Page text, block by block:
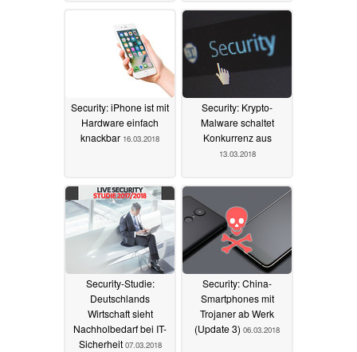
Security: iPhone ist mit
Hardware einfach
knackbar 16.03.2018
Security: Krypto-
Malware schaltet
Konkurrenz aus
13.03.2018
Security-Studie:
Deutschlands
Wirtschaft sieht
Nachholbedarf bei IT-
Sicherheit 07.03.2018
Security: China-
Smartphones mit
Trojaner ab Werk
(Update 3) 06.03.2018